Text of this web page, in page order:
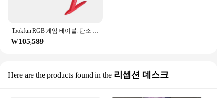
Tookfun RGB 게임 테이블, 탄소 섬유 표면 책상 분위기 조명, 가정 사무실 컴퓨터 테이블, 300kg 하중 지지
₩105,589
Here are the products found in the 리셉션 데스크